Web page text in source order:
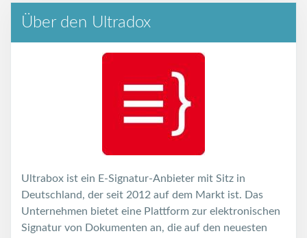
Über den Ultradox
Ultrabox ist ein E-Signatur-Anbieter mit Sitz in
Deutschland, der seit 2012 auf dem Markt ist. Das
Unternehmen bietet eine Plattform zur elektronischen
Signatur von Dokumenten an, die auf den neuesten